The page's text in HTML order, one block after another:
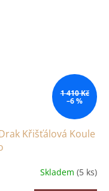
1 410 Kč
–6 %
Křišťálová Koule
Skladem (5 ks)